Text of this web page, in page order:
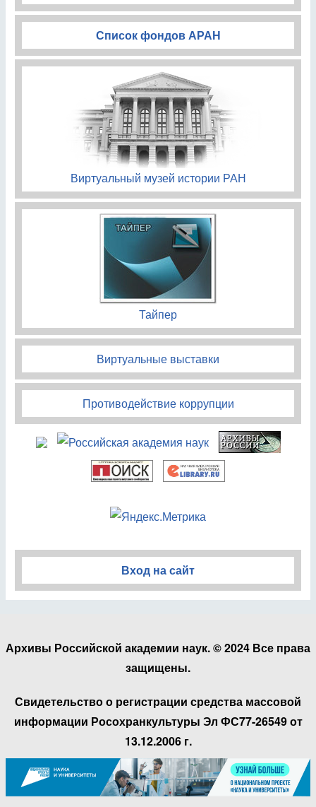
Список фондов АРАН
Виртуальный музей истории РАН
Тайпер
Виртуальные выставки
Противодействие коррупции
Вход на сайт
Архивы Российской академии наук. © 2024 Все права
защищены.
Свидетельство о регистрации средства массовой
информации Росохранкультуры Эл ФС77-26549 от
13.12.2006 г.